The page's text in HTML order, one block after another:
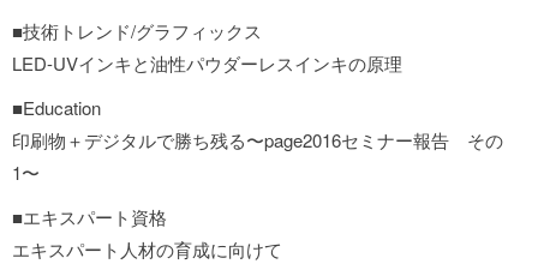
■技術トレンド/グラフィックス
LED-UVインキと油性パウダーレスインキの原理
■Education
印刷物＋デジタルで勝ち残る〜page2016セミナー報告 その
1〜
■エキスパート資格
エキスパート人材の育成に向けて